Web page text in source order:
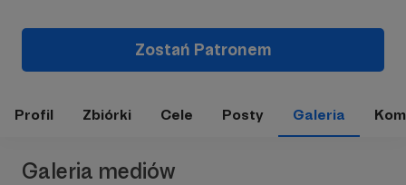
Zostań Patronem
Profil Zbiórki Cele Posty Galeria
Galeria mediów